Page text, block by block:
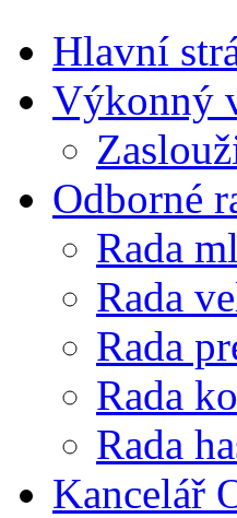
Hlavní
Výkonný
Odborné
Rada
Rada
Rada
Rada
Rada
Kancelář